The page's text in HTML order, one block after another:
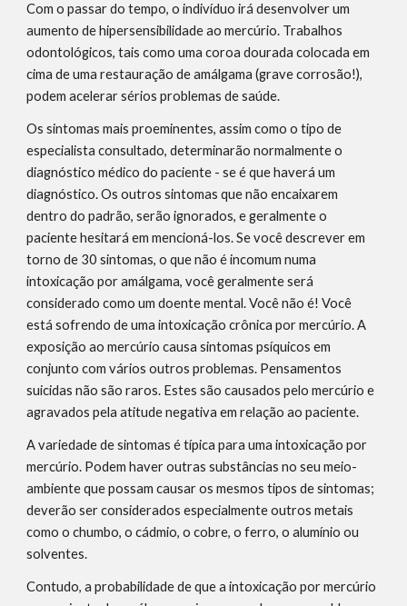
Com o passar do tempo, o indivíduo irá desenvolver um
aumento de hipersensibilidade ao mercúrio. Trabalhos
odontológicos, tais como uma coroa dourada colocada em
cima de uma restauração de amálgama (grave corrosão!),
podem acelerar sérios problemas de saúde.
Os sintomas mais proeminentes, assim como o tipo de
especialista consultado, determinarão normalmente o
diagnóstico médico do paciente - se é que haverá um
diagnóstico. Os outros sintomas que não encaixarem
dentro do padrão, serão ignorados, e geralmente o
paciente hesitará em mencioná-los. Se você descrever em
torno de 30 sintomas, o que não é incomum numa
intoxicação por amálgama, você geralmente será
considerado como um doente mental. Você não é! Você
está sofrendo de uma intoxicação crônica por mercúrio. A
exposição ao mercúrio causa sintomas psíquicos em
conjunto com vários outros problemas. Pensamentos
suicidas não são raros. Estes são causados pelo mercúrio e
agravados pela atitude negativa em relação ao paciente.
A variedade de sintomas é típica para uma intoxicação por
mercúrio. Podem haver outras substâncias no seu meio-
ambiente que possam causar os mesmos tipos de sintomas;
deverão ser considerados especialmente outros metais
como o chumbo, o cádmio, o cobre, o ferro, o alumínio ou
solventes.
Contudo, a probabilidade de que a intoxicação por mercúrio